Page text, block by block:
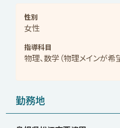
性別
女性
指導科目
物理、数学（物理メインが希
勤務地